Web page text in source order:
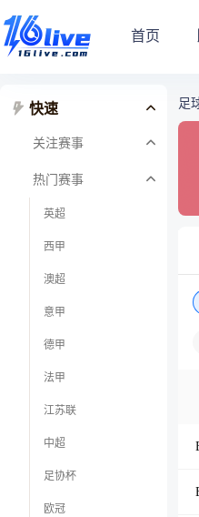
首页
快速
关注赛事
热门赛事
英超
西甲
澳超
意甲
德甲
法甲
江苏联
中超
足协杯
欧冠
足